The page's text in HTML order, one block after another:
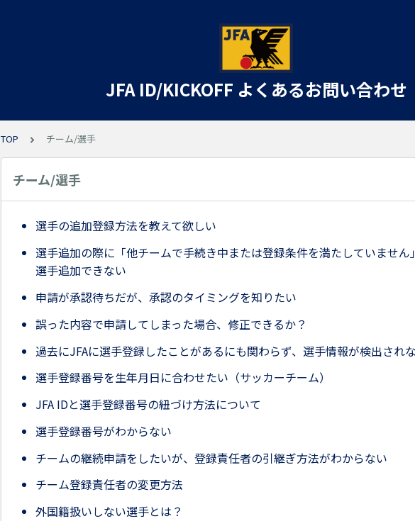
JFA ID/KICKOFF よくあるお問い合わせ
TOP チーム/選手
チーム/選手
選手の追加登録方法を教えて欲しい
選手追加の際に「他チームで手続き中または登録条件を満たしていません
選手追加できない
申請が承認待ちだが、承認のタイミングを知りたい
誤った内容で申請してしまった場合、修正できるか？
過去にJFAに選手登録したことがあるにも関わらず、選手情報が検出され
選手登録番号を生年月日に合わせたい（サッカーチーム）
JFA IDと選手登録番号の紐づけ方法について
選手登録番号がわからない
チームの継続申請をしたいが、登録責任者の引継ぎ方法がわからない
チーム登録責任者の変更方法
外国籍扱いしない選手とは？